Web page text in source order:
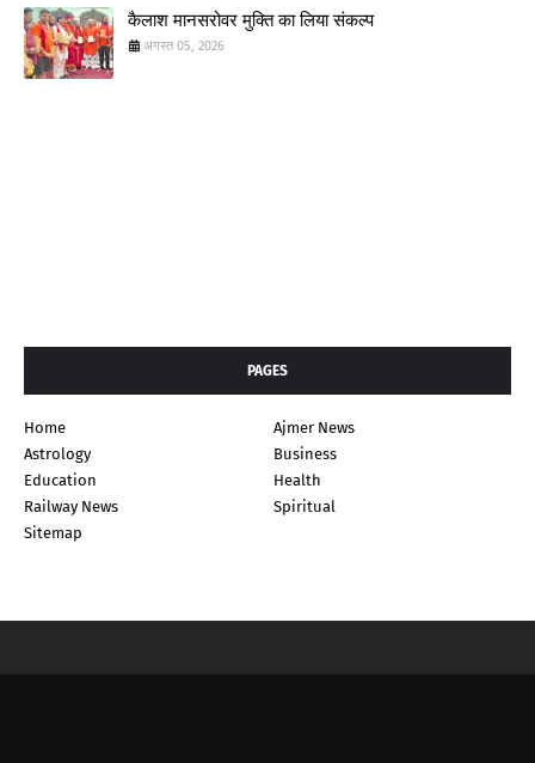
कैलाश मानसरोवर मुक्ति का लिया संकल्प
अगस्त 05, 2026
PAGES
Home
Ajmer News
Astrology
Business
Education
Health
Railway News
Spiritual
Sitemap